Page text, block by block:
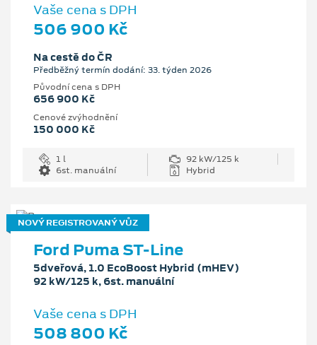
Vaše cena s DPH
506 900 Kč
Na cestě do ČR
Předběžný termín dodání: 33. týden 2026
Původní cena s DPH
656 900 Kč
Cenové zvýhodnění
150 000 Kč
1 l
92 kW/125 k
6st. manuální
Hybrid
NOVÝ REGISTROVANÝ VŮZ
Ford Puma ST-Line
5dveřová, 1.0 EcoBoost Hybrid (mHEV)
92 kW/125 k, 6st. manuální
Vaše cena s DPH
508 800 Kč